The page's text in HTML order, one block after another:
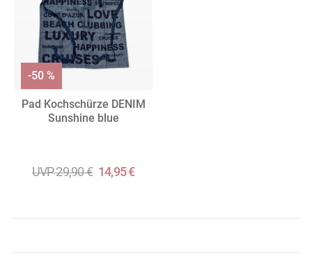
Pad Kochschürze DENIM
Sunshine blue
UVP 29,90 € 14,95 €
-50 %